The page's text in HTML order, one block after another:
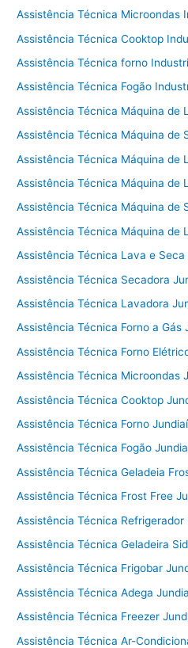
Assistência Técnica Microondas
Assistência Técnica Cooktop
Assistência Técnica forno
Assistência Técnica Fogão
Assistência Técnica Máquina de
Assistência Técnica Máquina de
Assistência Técnica Máquina de
Assistência Técnica Máquina de
Assistência Técnica Máquina de
Assistência Técnica Máquina de
Assistência Técnica Lava e Seca
Assistência Técnica Secadora
Assistência Técnica Lavadora
Assistência Técnica Forno a Gás
Assistência Técnica Forno
Assistência Técnica Microondas
Assistência Técnica Cooktop
Assistência Técnica Forno Jundiaí
Assistência Técnica Fogão
Assistência Técnica Geladeia
Assistência Técnica Frost Free
Assistência Técnica Refrigerador
Assistência Técnica Geladeira
Assistência Técnica Frigobar
Assistência Técnica Adega
Assistência Técnica Freezer
Assistência Técnica Ar-